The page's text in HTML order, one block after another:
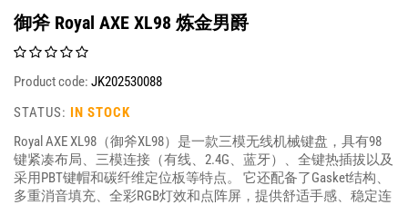
御斧 Royal AXE XL98 炼金男爵
Product code: JK202530088
STATUS: IN STOCK
Royal AXE XL98（御斧XL98）是一款三模无线机械键盘，具有98
键紧凑布局、三模连接（有线、2.4G、蓝牙）、全键热插拔以及
采用PBT键帽和碳纤维定位板等特点。 它还配备了Gasket结构、
多重消音填充、全彩RGB灯效和点阵屏，提供舒适手感、稳定连